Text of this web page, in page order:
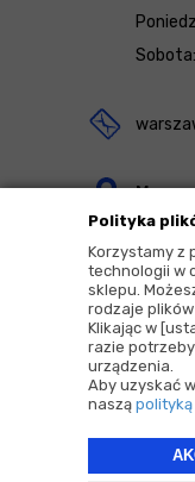
Polityka
Korzystamy z
technologii w
sklepu.
rodzaje plików
Klikając w
razie
urządzenia.
Aby uzyskać
naszą
Nomos
ul.
83-010
2026 ©